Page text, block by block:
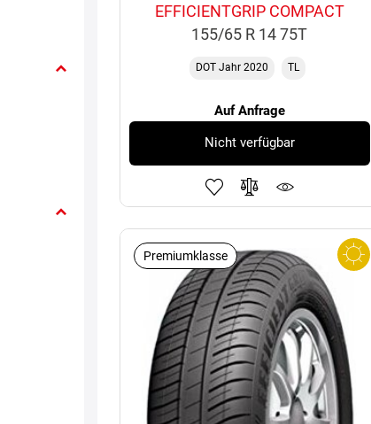
EFFICIENTGRIP COMPACT
155/65 R 14 75T
DOT Jahr 2020 TL
Auf Anfrage
Nicht verfügbar
Premiumklasse